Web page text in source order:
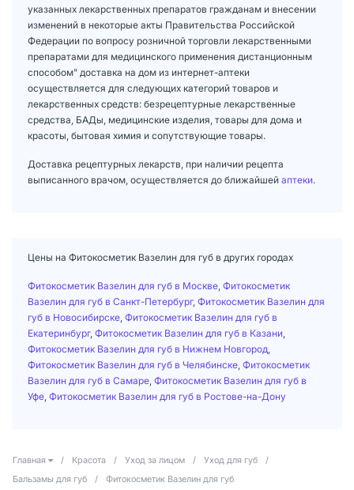
указанных лекарственных препаратов гражданам и внесении
изменений в некоторые акты Правительства Российской
Федерации по вопросу розничной торговли лекарственными
препаратами для медицинского применения дистанционным
способом" доставка на дом из интернет-аптеки
осуществляется для следующих категорий товаров и
лекарственных средств: безрецептурные лекарственные
средства, БАДы, медицинские изделия, товары для дома и
красоты, бытовая химия и сопутствующие товары.
Доставка рецептурных лекарств, при наличии рецепта
выписанного врачом, осуществляется до ближайшей аптеки.
Цены на Фитокосметик Вазелин для губ в других городах
Фитокосметик Вазелин для губ в Москве Фитокосметик
Вазелин для губ в Санкт-Петербург, Фитокосметик Вазелин для
губ в Новосибирске Фитокосметик Вазелин для губ в
Екатеринбург, Фитокосметик Вазелин для губ в Казани
Фитокосметик Вазелин для губ в Нижнем Новгород
Фитокосметик Вазелин для губ в Челябинске Фитокосметик
Вазелин для губ в Самаре Фитокосметик Вазелин для губ в
Уфе Фитокосметик Вазелин для губ в Ростове-на-Дону
Главная / Красота / Уход за лицом / Уход для губ
/
Бальзамы для губ
/ Фитокосметик Вазелин для губ